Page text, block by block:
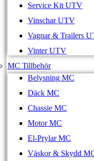
Service Kit UTV
Vinschar UTV
Vagnar & Trailers
Vinter UTV
MC Tillbehör
Belysning MC
Däck MC
Chassie MC
Motor MC
El-Prylar MC
Väskor & Skydd